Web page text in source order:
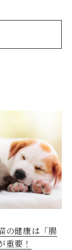
の健康は「腸
重要！